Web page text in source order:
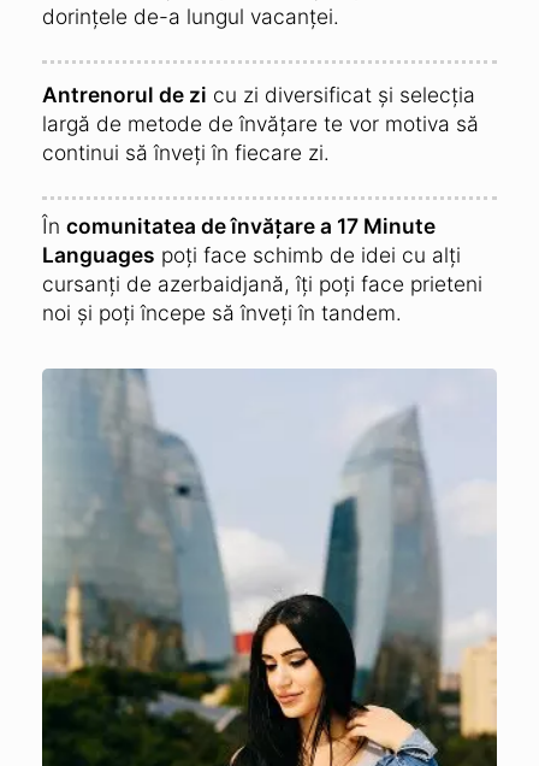
dorințele de-a lungul vacanței.
Antrenorul de zi cu zi diversificat și selecția
largă de metode de învățare te vor motiva să
continui să înveți în fiecare zi.
În comunitatea de învățare a 17 Minute
Languages poți face schimb de idei cu alți
cursanți de azerbaidjană, îți poți face prieteni
noi și poți începe să înveți în tandem.